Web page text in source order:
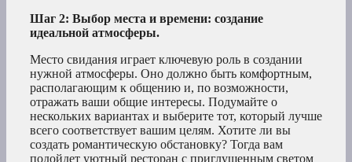
Шаг 2: Выбор места и времени: создание
идеальной атмосферы.
Место свидания играет ключевую роль в создании
нужной атмосферы. Оно должно быть комфортным,
располагающим к общению и, по возможности,
отражать ваши общие интересы. Подумайте о
нескольких вариантах и выберите тот, который лучше
всего соответствует вашим целям. Хотите ли вы
создать романтическую обстановку? Тогда вам
подойдет уютный ресторан с приглушенным светом